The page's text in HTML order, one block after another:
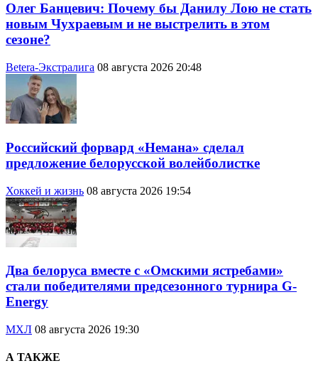
Олег Банцевич: Почему бы Данилу Лою не стать
новым Чухраевым и не выстрелить в этом
сезоне?
Betera-Экстралига 08 августа 2026 20:48
Российский форвард «Немана» сделал
предложение белорусской волейболистке
Хоккей и жизнь 08 августа 2026 19:54
Два белоруса вместе с «Омскими ястребами»
стали победителями предсезонного турнира G-
Energy
МХЛ 08 августа 2026 19:30
А ТАКЖЕ